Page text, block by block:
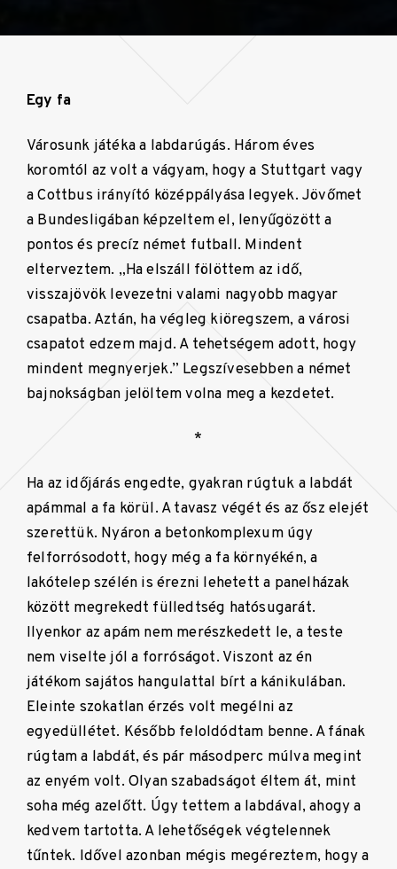
Egy fa
Városunk játéka a labdarúgás. Három éves
koromtól az volt a vágyam, hogy a Stuttgart vagy
a Cottbus irányító középpályása legyek. Jövőmet
a Bundesligában képzeltem el, lenyűgözött a
pontos és precíz német futball. Mindent
elterveztem. „Ha elszáll fölöttem az idő,
visszajövök levezetni valami nagyobb magyar
csapatba. Aztán, ha végleg kiöregszem, a városi
csapatot edzem majd. A tehetségem adott, hogy
mindent megnyerjek.” Legszívesebben a német
bajnokságban jelöltem volna meg a kezdetet.
*
Ha az időjárás engedte, gyakran rúgtuk a labdát
apámmal a fa körül. A tavasz végét és az ősz elejét
szerettük. Nyáron a betonkomplexum úgy
felforrósodott, hogy még a fa környékén, a
lakótelep szélén is érezni lehetett a panelházak
között megrekedt fülledtség hatósugarát.
Ilyenkor az apám nem merészkedett le, a teste
nem viselte jól a forróságot. Viszont az én
játékom sajátos hangulattal bírt a kánikulában.
Eleinte szokatlan érzés volt megélni az
egyedüllétet. Később feloldódtam benne. A fának
rúgtam a labdát, és pár másodperc múlva megint
az enyém volt. Olyan szabadságot éltem át, mint
soha még azelőtt. Úgy tettem a labdával, ahogy a
kedvem tartotta. A lehetőségek végtelennek
tűntek. Idővel azonban mégis megéreztem, hogy a